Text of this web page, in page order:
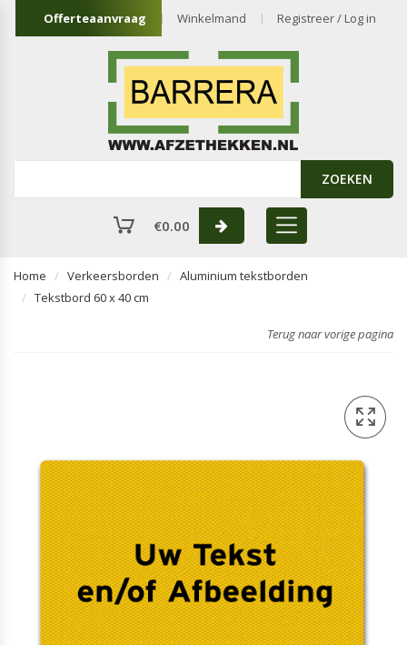
Offerteaanvraag Winkelmand Registreer / Log in
ZOEKEN
€0.00
Home Verkeersborden
Aluminium tekstborden
Tekstbord 60 x 40 cm
Terug naar vorige pagina